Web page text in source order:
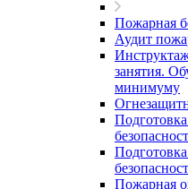
Пожарная
Аудит
занятия.
минимуму
Пожарная